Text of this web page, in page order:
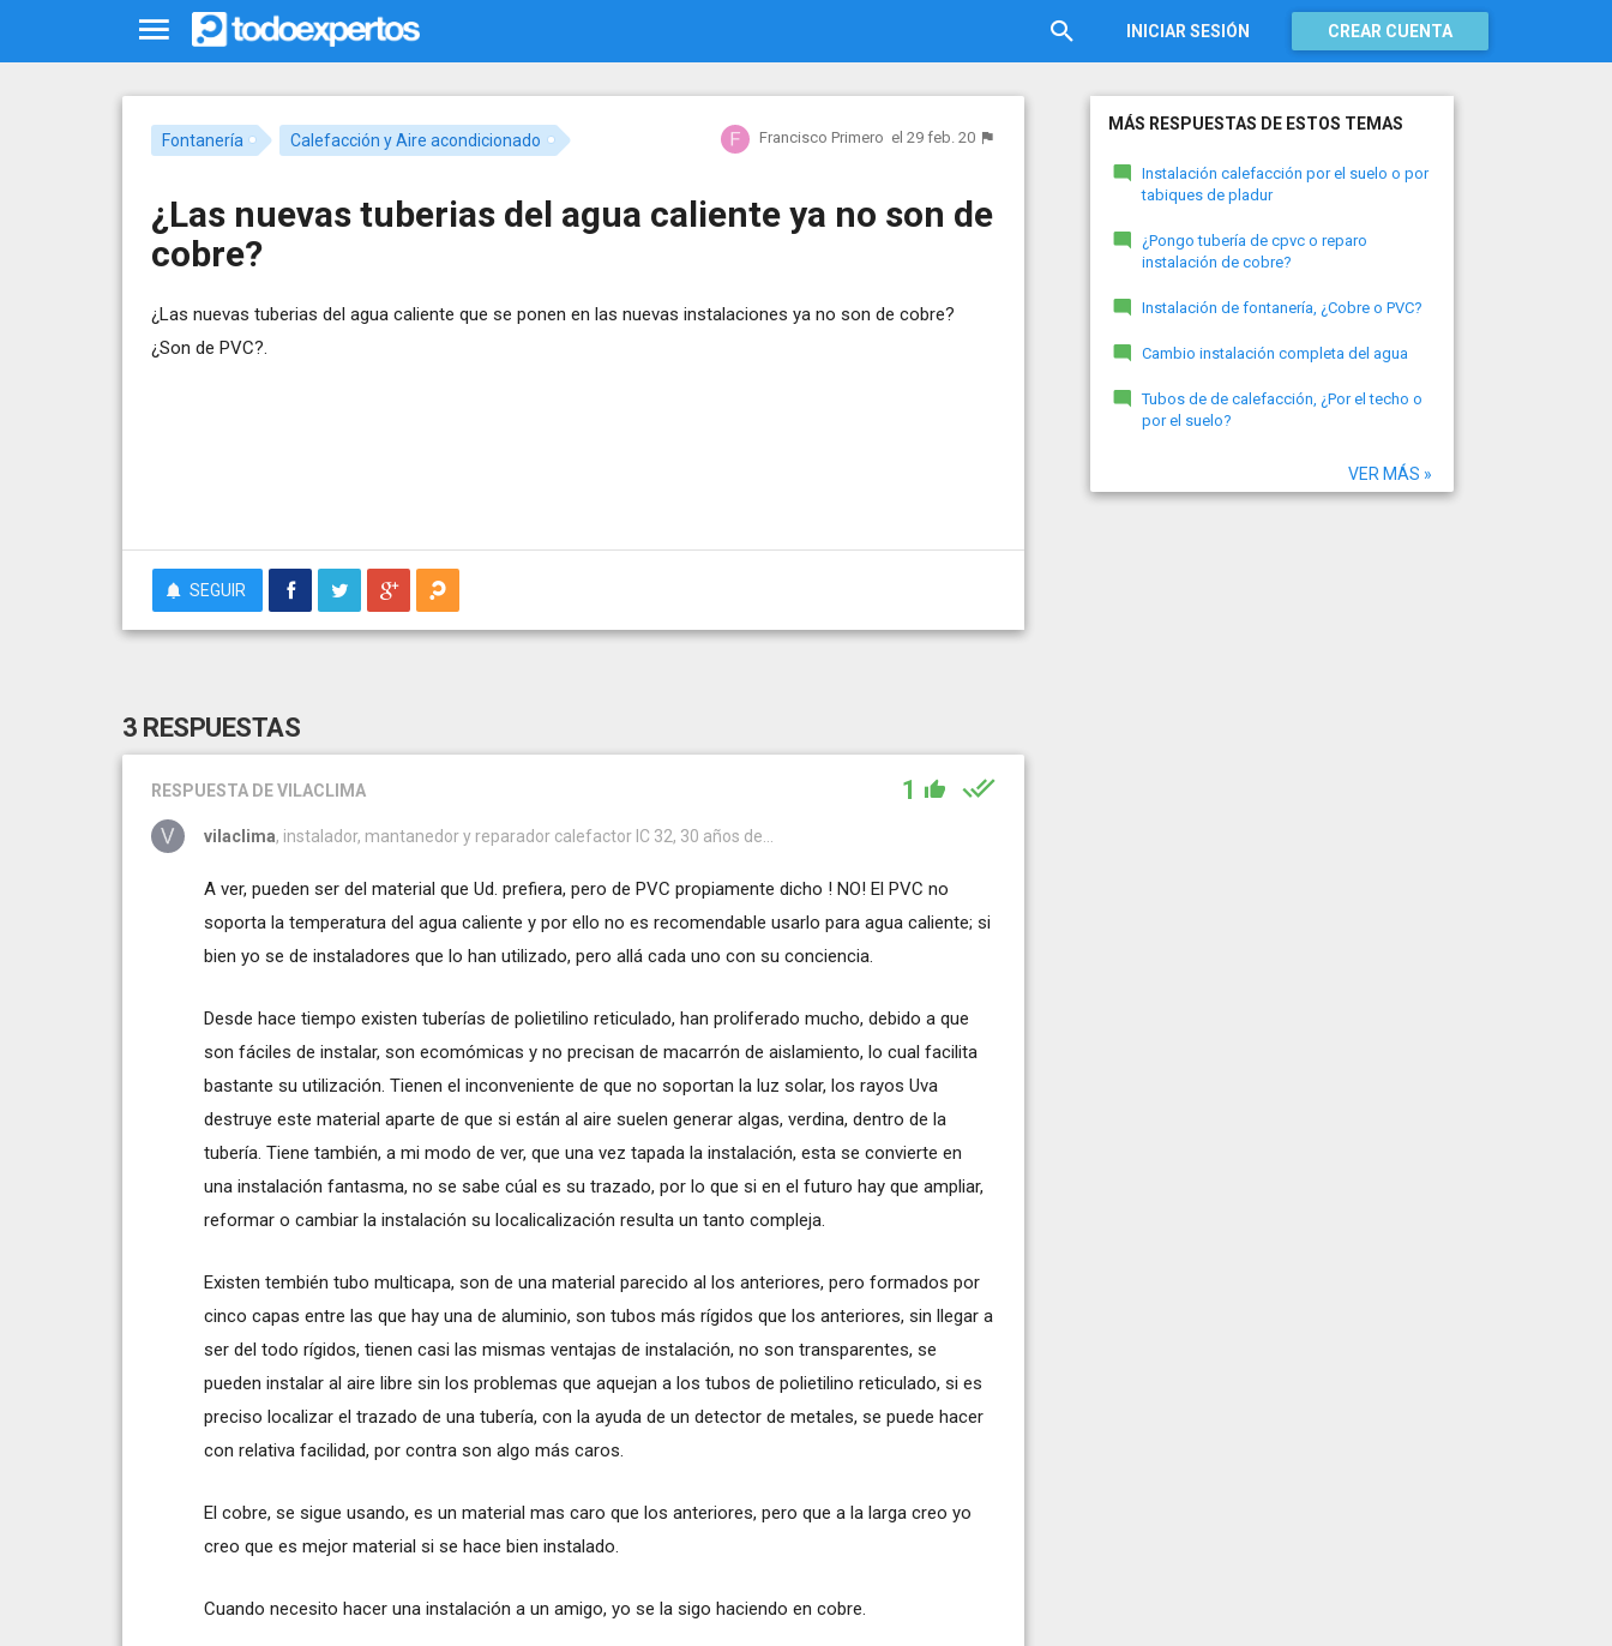
INICIAR SESIÓN CREAR CUENTA
Fontanería Calefacción y Aire acondicionado Francisco Primero el 29 feb. 20
¿Las nuevas tuberias del agua caliente ya no son de
cobre?
¿Las nuevas tuberias del agua caliente que se ponen en las nuevas instalaciones ya no son de cobre?
¿Son de PVC?.
SEGUIR
3 RESPUESTAS
RESPUESTA DE VILACLIMA 1
vilaclima, instalador, mantanedor y reparador calefactor IC 32, 30 años de...
A ver, pueden ser del material que Ud. prefiera, pero de PVC propiamente dicho ! NO! El PVC no
soporta la temperatura del agua caliente y por ello no es recomendable usarlo para agua caliente; si
bien yo se de instaladores que lo han utilizado, pero allá cada uno con su conciencia.
Desde hace tiempo existen tuberías de polietilino reticulado, han proliferado mucho, debido a que
son fáciles de instalar, son ecomómicas y no precisan de macarrón de aislamiento, lo cual facilita
bastante su utilización. Tienen el inconveniente de que no soportan la luz solar, los rayos Uva
destruye este material aparte de que si están al aire suelen generar algas, verdina, dentro de la
tubería. Tiene también, a mi modo de ver, que una vez tapada la instalación, esta se convierte en
una instalación fantasma, no se sabe cúal es su trazado, por lo que si en el futuro hay que ampliar,
reformar o cambiar la instalación su localicalización resulta un tanto compleja.
Existen tembién tubo multicapa, son de una material parecido al los anteriores, pero formados por
cinco capas entre las que hay una de aluminio, son tubos más rígidos que los anteriores, sin llegar a
ser del todo rígidos, tienen casi las mismas ventajas de instalación, no son transparentes, se
pueden instalar al aire libre sin los problemas que aquejan a los tubos de polietilino reticulado, si es
preciso localizar el trazado de una tubería, con la ayuda de un detector de metales, se puede hacer
con relativa facilidad, por contra son algo más caros.
El cobre, se sigue usando, es un material mas caro que los anteriores, pero que a la larga creo yo
creo que es mejor material si se hace bien instalado.
Cuando necesito hacer una instalación a un amigo, yo se la sigo haciendo en cobre.
MÁS RESPUESTAS DE ESTOS TEMAS
Instalación calefacción por el suelo o por
tabiques de pladur
¿Pongo tubería de cpvc o reparo
instalación de cobre?
Instalación de fontanería, ¿Cobre o PVC?
Cambio instalación completa del agua
Tubos de de calefacción, ¿Por el techo o
por el suelo?
VER MÁS »